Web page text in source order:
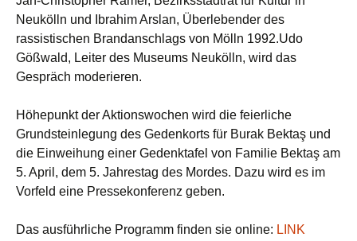
Neukölln und Ibrahim Arslan, Überlebender des
rassistischen Brandanschlags von Mölln 1992.Udo
Gößwald, Leiter des Museums Neukölln, wird das
Gespräch moderieren.
Höhepunkt der Aktionswochen wird die feierliche
Grundsteinlegung des Gedenkorts für Burak Bektaş und
die Einweihung einer Gedenktafel von Familie Bektaş am
5. April, dem 5. Jahrestag des Mordes. Dazu wird es im
Vorfeld eine Pressekonferenz geben.
Das ausführliche Programm finden sie online: LINK